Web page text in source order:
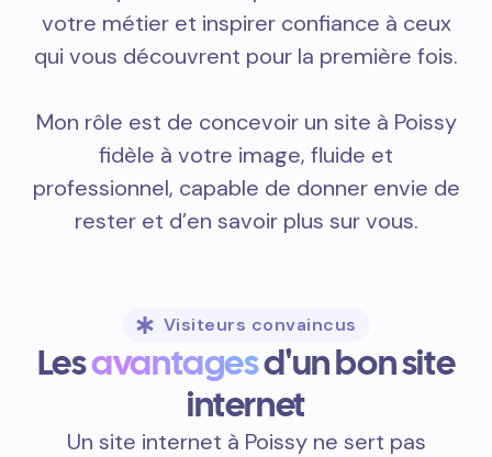
votre métier et inspirer confiance à ceux
qui vous découvrent pour la première fois.
Mon rôle est de concevoir un site à Poissy
fidèle à votre image, fluide et
professionnel, capable de donner envie de
rester et d’en savoir plus sur vous.
Visiteurs convaincus
Lesavantagesd'un bon site
internet
Un site internet à Poissy ne sert pas